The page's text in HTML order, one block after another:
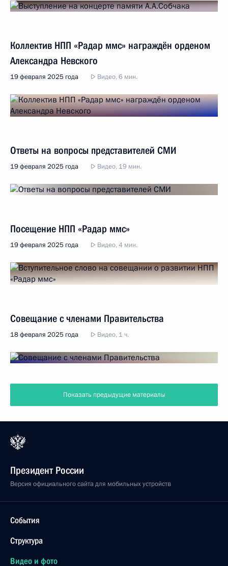
Коллектив НПП «Радар ммс» награждён орденом
Александра Невского
19 февраля 2025 года Видео, 6 мин.
Ответы на вопросы представителей СМИ
19 февраля 2025 года Видео, 19 мин.
Посещение НПП «Радар ммс»
19 февраля 2025 года Видео, 4 мин.
Совещание с членами Правительства
18 февраля 2025 года Видео, 1 ч.
Показать предыдущие материалы
Президент России
Версия официального сайта для мобильных устройств
События
Структура
Видео и фото